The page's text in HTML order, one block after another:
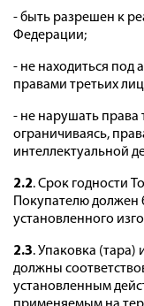
- быть разрешен к
Федерации;
- не находиться под
правами третьих
- не нарушать права
ограничиваясь,
интеллектуальной
2.2. Срок годности
Покупателю должен
установленного
2.3. Упаковка (тара)
должны
установленным